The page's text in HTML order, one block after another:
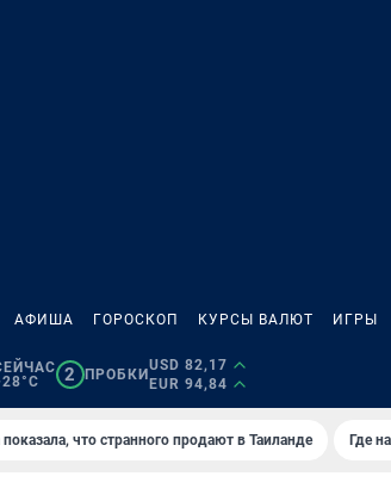
АФИША ГОРОСКОП КУРСЫ ВАЛЮТ ИГРЫ
2 ПРОБКИ
USD 82,17
EUR 94,84
что странного продают в Таиланде Где